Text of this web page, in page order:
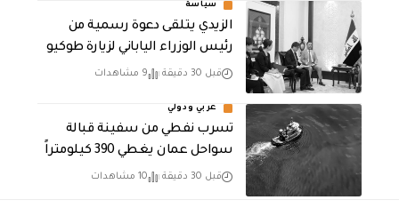
سياسة
الزيدي يتلقى دعوة رسمية من
رئيس الوزراء الياباني لزيارة طوكيو
قبل 30 دقيقة 9 مشاهدات
عربي ودولي
تسرب نفطي من سفينة قبالة
سواحل عمان يغطي 390 كيلومتراً
قبل 30 دقيقة 10 مشاهدات